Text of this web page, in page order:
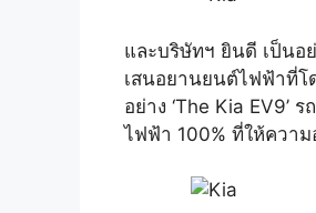
และบริษัทฯ ยินดี เป็นอ
เสนอยานยนต์ไฟฟ้าที่โ
อย่าง ‘The Kia EV9’
ไฟฟ้า 100% ที่ให้ความ